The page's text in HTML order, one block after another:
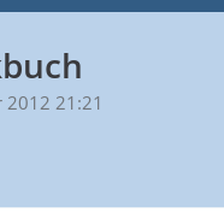
2012 21:21